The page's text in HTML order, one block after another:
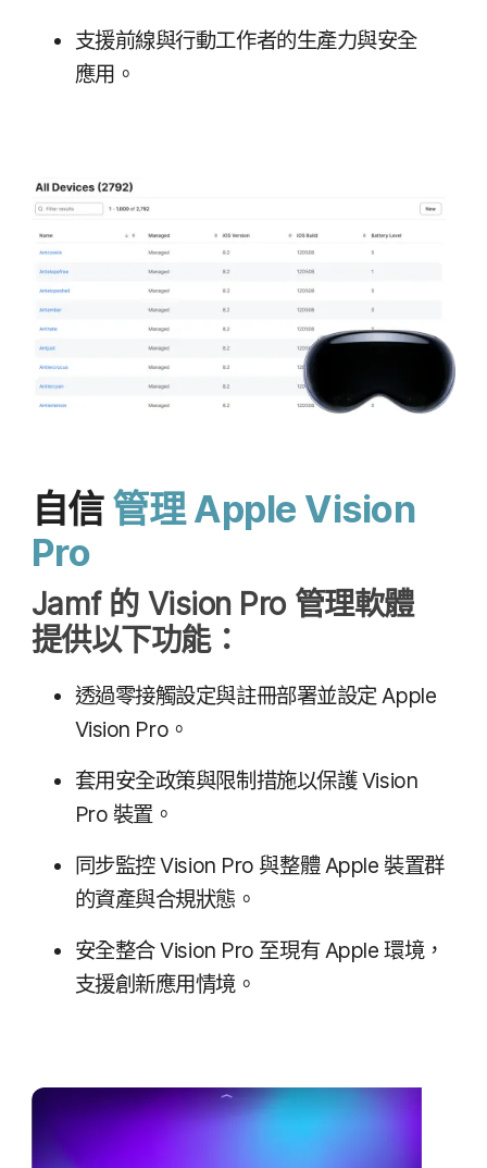
支援​前線​與​行動​工作者​的​生產力​與​安全​
應用。
自信 管理Apple Vision
Pro
Jamf 的Vision Pro 管理​軟體​
提供​以下​功能：
透過​零接觸​設定​與​註冊部署​並​設定 Apple
Vision Pro 。
套用​安全​政策​與​限制​措施​以​保護Vision
Pro 裝置。
同步​監控Vision Pro 與​整體Apple 裝置群​
的​資產​與​合規​狀態。
安全​整合Vision Pro 至​現​有Apple 環境，​
支援​創新​應用​情境。